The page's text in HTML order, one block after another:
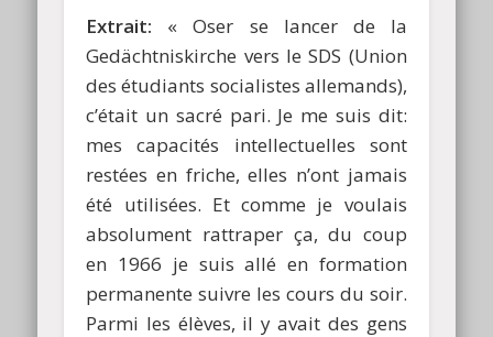
Extrait: « Oser se lancer de la
Gedächtniskirche vers le SDS (Union
des étudiants socialistes allemands),
c’était un sacré pari. Je me suis dit:
mes capacités intellectuelles sont
restées en friche, elles n’ont jamais
été utilisées. Et comme je voulais
absolument rattraper ça, du coup
en 1966 je suis allé en formation
permanente suivre les cours du soir.
Parmi les élèves, il y avait des gens